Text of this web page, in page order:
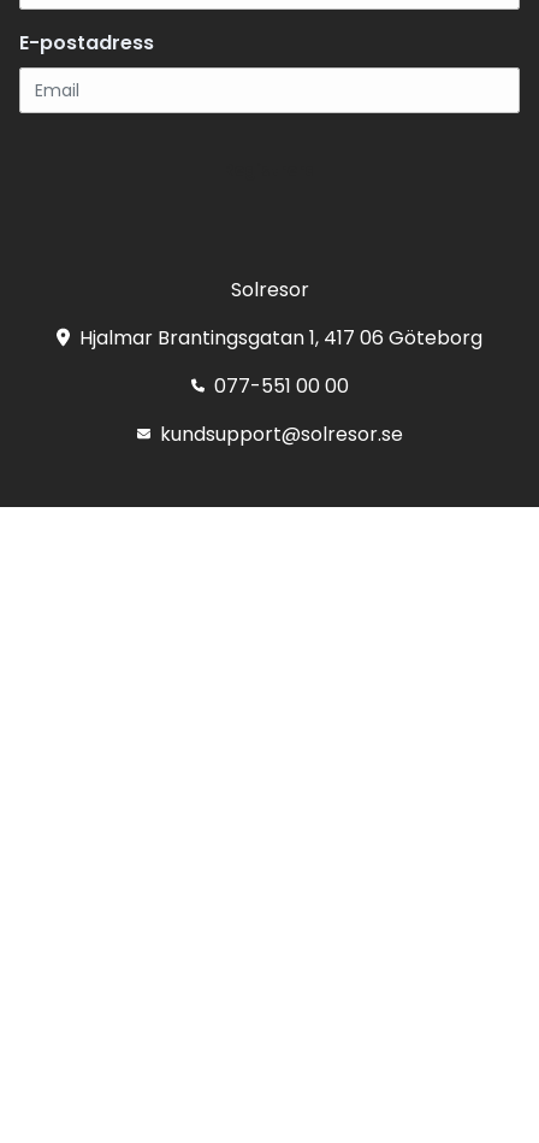
E-postadress
Solresor
Hjalmar Brantingsgatan 1, 417 06 Göteborg
077-551 00 00
kundsupport@solresor.se